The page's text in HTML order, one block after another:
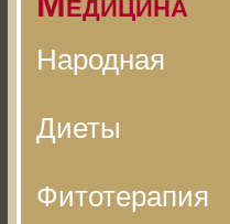
Народная
Диеты
Фитотерапия